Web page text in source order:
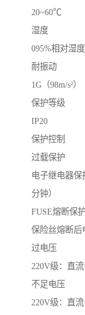
20~60℃
湿度
095%相对湿
耐振动
1G（98m/s²）
保护等级
IP20
保护控制
过载保护
电子继电器保
分钟）
FUSE熔断保
保险丝熔断后
过电压
220V级：直
不足电压
220V级：直